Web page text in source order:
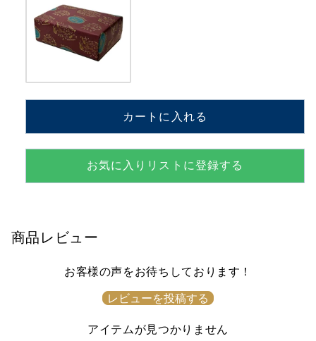
を
減
ら
を
増
や
カートに入れる
お気に入りリストに登録する
商品レビュー
お客様の声をお待ちしております！
レビューを投稿する
アイテムが見つかりません